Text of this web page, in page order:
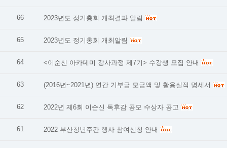
66 2023년도 정기총회 개최결과 알림
65 2023년도 정기총회 개최알림
64 <이순신 아카데미 강사과정 제7기> 수강생 모집 안내
63 (2016년~2021년) 연간 기부금 모금액 및 활용실적 명세서
62 2022년 제6회 이순신 독후감 공모 수상자 공고
61 2022 부산청년주간 행사 참여신청 안내